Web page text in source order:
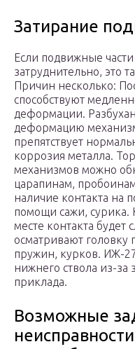
Затирание
Если подвижные
затруднительно, это
Причин несколько:
способствуют
деформации.
деформацию
препятствует
коррозия металла.
механизмов можно
царапинам,
наличие контакта на
помощи сажи, сурика.
месте контакта будет
осматривают головку
пружин, курков. ИЖ-
нижнего ствола из-
приклада.
Возможные